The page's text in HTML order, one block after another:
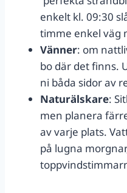
enkelt kl. 09:30
timme enkel väg
Vänner: om
bo där det finns.
ni båda sidor av
Naturälskare:
men planera
av varje plats.
på lugna